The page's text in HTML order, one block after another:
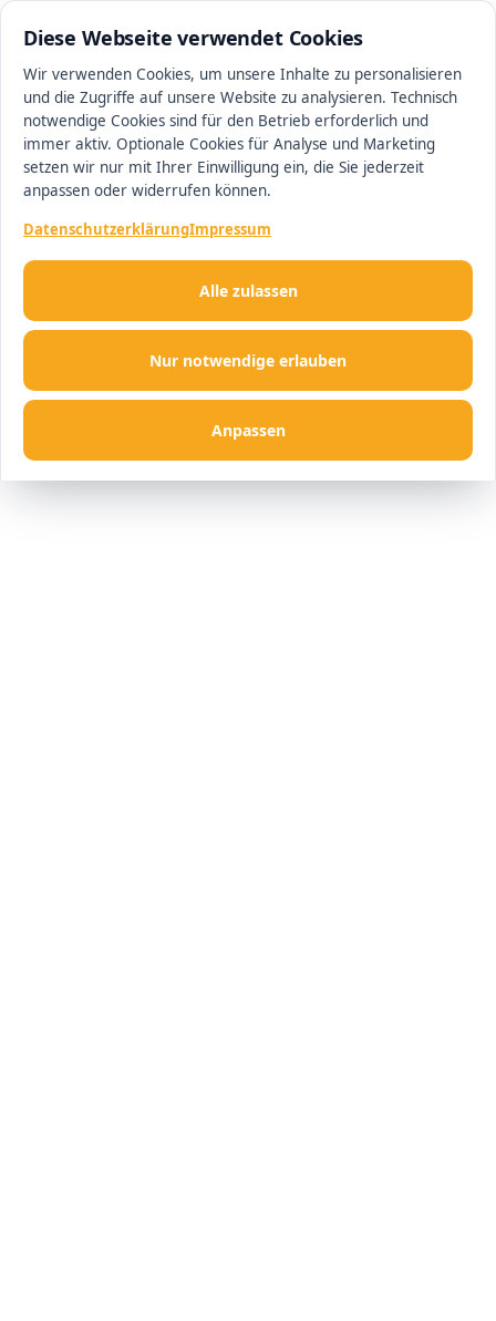
Diese Webseite verwendet Cookies
Wir verwenden Cookies, um unsere Inhalte zu personalisieren
und die Zugriffe auf unsere Website zu analysieren. Technisch
notwendige Cookies sind für den Betrieb erforderlich und
immer aktiv. Optionale Cookies für Analyse und Marketing
setzen wir nur mit Ihrer Einwilligung ein, die Sie jederzeit
anpassen oder widerrufen können.
DatenschutzerklärungImpressum
Nur notwendige erlauben
Anpassen
Alle zulassen